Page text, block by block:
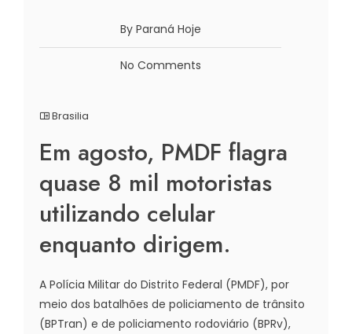
By Paraná Hoje
No Comments
Brasilia
Em agosto, PMDF flagra
quase 8 mil motoristas
utilizando celular
enquanto dirigem.
A Polícia Militar do Distrito Federal (PMDF), por
meio dos batalhões de policiamento de trânsito
(BPTran) e de policiamento rodoviário (BPRv),